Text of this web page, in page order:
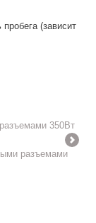
(зависит
350Вт
разъемами